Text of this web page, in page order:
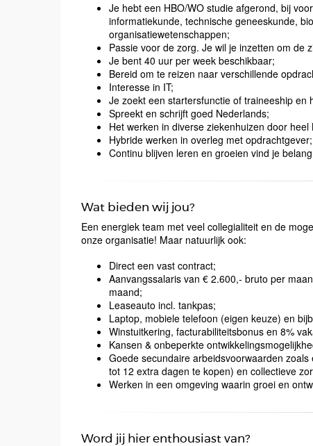
Je hebt een HBO/WO studie afgerond, bij
informatiekunde, technische geneeskunde,
organisatiewetenschappen;
Passie voor de zorg. Je wil je inzetten om de
Je bent 40 uur per week beschikbaar;
Bereid om te reizen naar verschillende
Interesse in IT;
Je zoekt een startersfunctie of traineeship en
Spreekt en schrijft goed Nederlands;
Het werken in diverse ziekenhuizen door
Hybride werken in overleg met opdrachtgever;
Continu blijven leren en groeien vind je
Wat bieden wij jou?
Een energiek team met veel collegialiteit en de
onze organisatie! Maar natuurlijk ook:
Direct een vast contract;
Aanvangssalaris van € 2.600,- bruto per
maand;
Leaseauto incl. tankpas;
Laptop, mobiele telefoon (eigen keuze) en
Winstuitkering, facturabiliteitsbonus en 8%
Kansen & onbeperkte
Goede secundaire arbeidsvoorwaarden
tot 12 extra dagen te kopen) en collectieve
Werken in een omgeving waarin groei en
Word jij hier enthousiast van?